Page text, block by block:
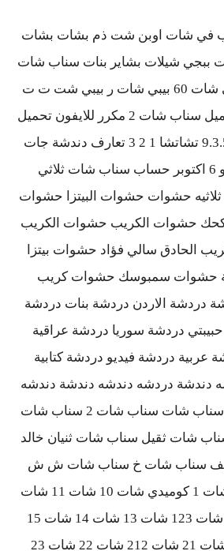
في شات اوبن شت ذم بشات بشات
ببجي شيلات بشاير بنات سناب شات
ش بيبي شات 2 بيبي شات 60 بيبي شات ر بيبي شت ت ت
ت ت سناب شات تحميل سناب شات 2 مكرر للايفون تحميل
سناب شات اصدار 9.3.5 تشاتشا 1 2 3 تعارف دندشة جات
الطائر جراند شاتو 6 اكتوبر حساب سناب شات ثلاثي
حشوات حشوات البيتزا حشوات
حشوات الكريب حشوات الكريب
الحادق سالي فؤاد حشوات بيتزا
حشوات سمبوسك حشوات كريب
دردشة الاردن دردشة بنات دردشة
دردشة سوريا دردشة عراقية
دردشة فيديو دردشة كتابية
دندشة دردشه دندشه دندشة دندشه
ذكريات سناب شات سناب شات سناب شات 2 سناب شات
شات ثقيل سناب شات ثنيان خالد
سناب شات خ سناب شات ش ش
شات شات شات 1 شات 1 كوميدي شات 10 شات 11 شات
12 شات 12 القديم شات 123 شات 13 شات 14 شات 15
شات 20 شات 20 شات 21 شات 212 شات 22 شات 23